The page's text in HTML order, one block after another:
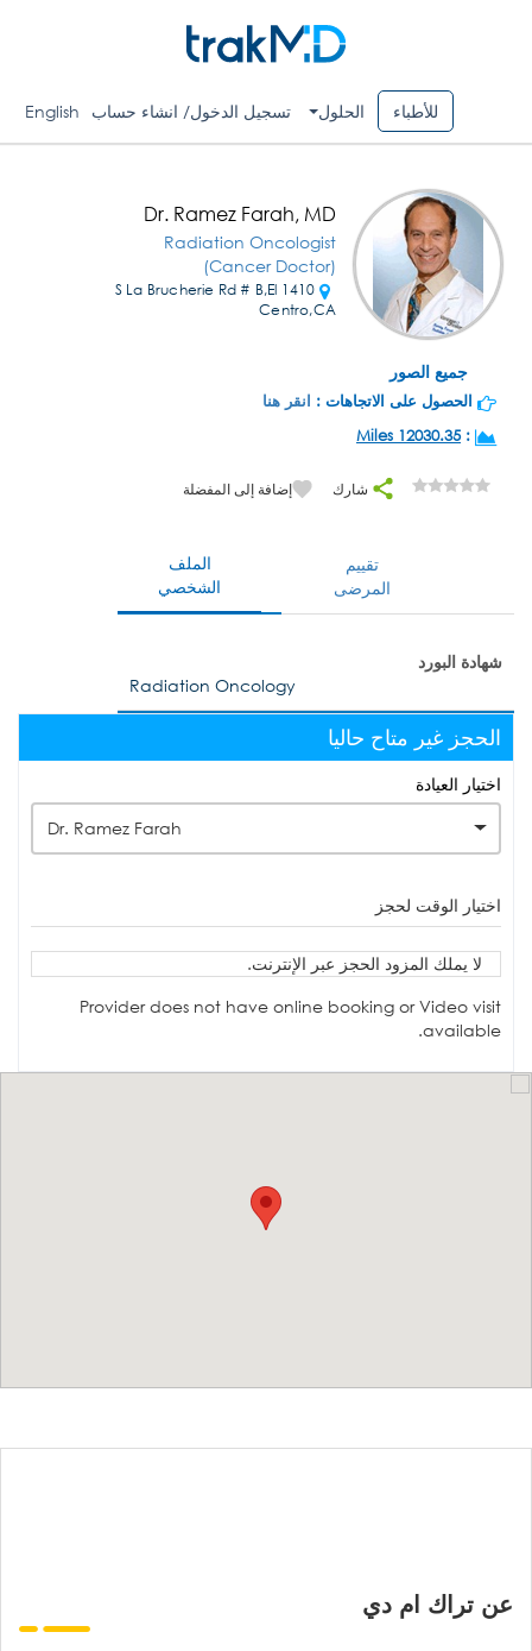
للأطباء الحلول تسجيل الدخول/ انشاء حساب English
جميع الصور
Dr. Ramez Farah, MD
Radiation Oncologist
(Cancer Doctor)
1410 S La Brucherie Rd # B,El
Centro,CA
الحصول على الاتجاهات : انقر هنا
:
12030.35 Miles
شارك إضافة إلى المفضلة
الملف
الشخصي
تقييم
المرضى
شهادة البورد
Radiation Oncology
الحجز غير متاح حاليا
اختيار العيادة
Dr. Ramez Farah
اختيار الوقت لحجز
لا يملك المزود الحجز عبر الإنترنت.
Provider does not have online booking or Video visit
available.
عن تراك ام دي